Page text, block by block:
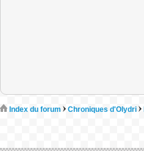
Index du forum Chroniques d'Olydri